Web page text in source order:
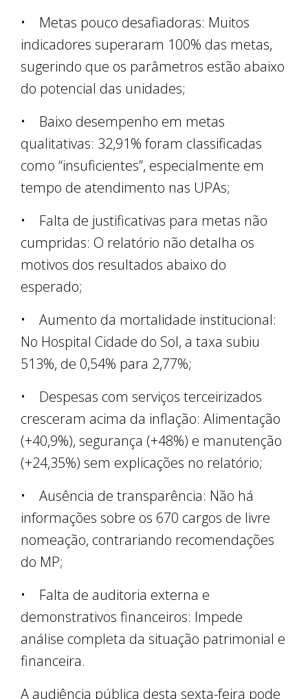
• Metas pouco desafiadoras: Muitos
indicadores superaram 100% das metas,
sugerindo que os parâmetros estão abaixo
do potencial das unidades;
• Baixo desempenho em metas
qualitativas: 32,91% foram classificadas
como “insuficientes”, especialmente em
tempo de atendimento nas UPAs;
• Falta de justificativas para metas não
cumpridas: O relatório não detalha os
motivos dos resultados abaixo do
esperado;
• Aumento da mortalidade institucional:
No Hospital Cidade do Sol, a taxa subiu
513%, de 0,54% para 2,77%;
• Despesas com serviços terceirizados
cresceram acima da inflação: Alimentação
(+40,9%), segurança (+48%) e manutenção
(+24,35%) sem explicações no relatório;
• Ausência de transparência: Não há
informações sobre os 670 cargos de livre
nomeação, contrariando recomendações
do MP;
• Falta de auditoria externa e
demonstrativos financeiros: Impede
análise completa da situação patrimonial e
financeira.
A audiência pública desta sexta-feira pode